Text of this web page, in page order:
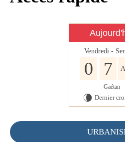
Séjourner à
Nos PartenairesVendredi -
0 7
Gaétan
V Dernier